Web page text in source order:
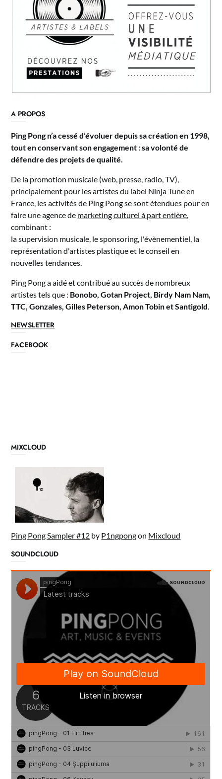
A PROPOS
Ping Pong n’a cessé d’évoluer depuis sa création en 1998,
tout en conservant son engagement : sa volonté de
défendre des projets de qualité.
De la promotion musicale (web, presse, radio, TV),
principalement pour les artistes du label Ninja Tuneen
France, les activités de Ping Pong se sont étendues pour en
faire une agence de marketing culturel à part entière,
combinant :
la supervision musicale, le sponsoring, l'évènementiel, la
représentation d'artistes plastique et le conseil en
nouvelles tendances.
Ping Pong a aidé et contribué au succès de nombreux
artistes tels que : Bonobo, Gotan Project, Birdy Nam Nam,
TTC, Gonzales, Gilles Peterson, Amon Tobin et Santigold.
NEWSLETTER
FACEBOOK
MIXCLOUD
Ping Pong Sampler #12 by P1ngpongon Mixcloud
SOUNDCLOUD